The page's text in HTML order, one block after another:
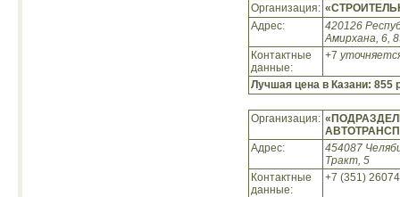
Организация:
Адрес:
420126
Амирхана, 6,
Контактные
данные:
+7
Лучшая цена в Казани: 855
Организация:
Адрес:
454087
Тракт, 5
Контактные
данные:
+7 (351)